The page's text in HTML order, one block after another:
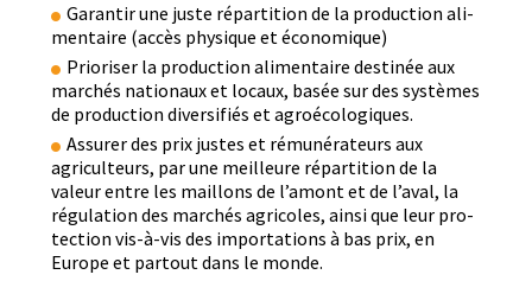
Garan­tir une juste répar­ti­tion de la pro­duc­tion ali­
men­taire (accès physique et économique)
Pri­oris­er la pro­duc­tion ali­men­taire des­tinée aux
marchés nationaux et locaux, basée sur des sys­tèmes
de pro­duc­tion diver­si­fiés et agroécologiques.
Assur­er des prix justes et rémunéra­teurs aux
agricul­teurs, par une meilleure répar­ti­tion de la
valeur entre les mail­lons de l’amont et de l’aval, la
régu­la­tion des marchés agri­coles, ain­si que leur pro­
tec­tion vis-à-vis des impor­ta­tions à bas prix, en
Europe et partout dans le monde.